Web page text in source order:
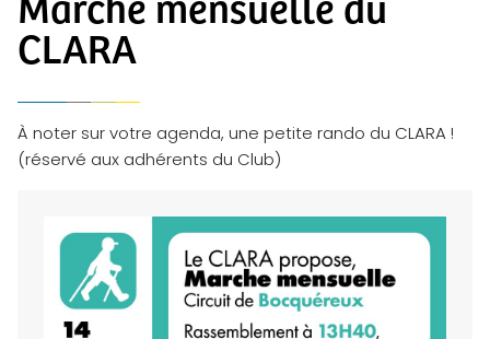
CLARA
À noter sur votre agenda, une petite rando du CLARA !
(réservé aux adhérents du Club)